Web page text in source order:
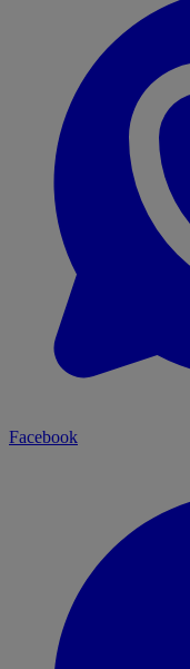
Facebook